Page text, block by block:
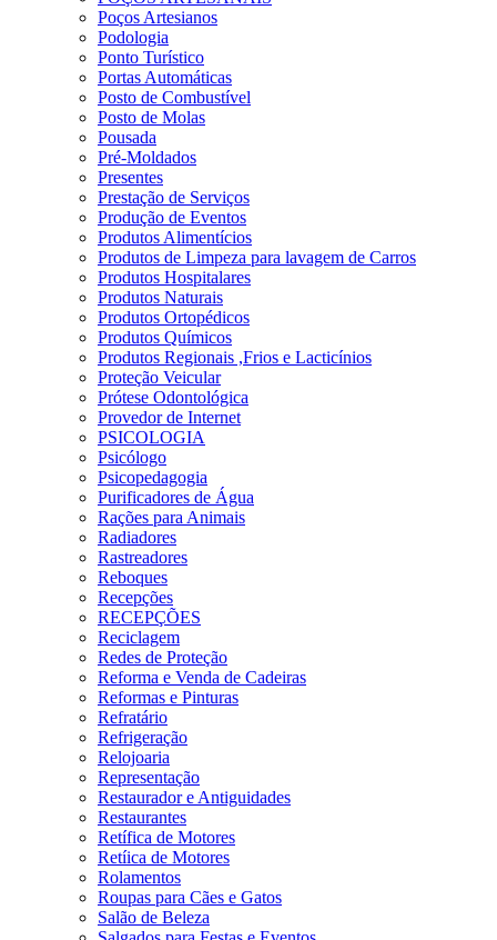
Poços Artesianos
Podologia
Ponto Turístico
Portas Automáticas
Posto de Combustível
Posto de Molas
Pousada
Pré-Moldados
Presentes
Prestação de Serviços
Produção de Eventos
Produtos Alimentícios
Produtos de Limpeza para lavagem de Carros
Produtos Hospitalares
Produtos Naturais
Produtos Ortopédicos
Produtos Químicos
Produtos Regionais ,Frios e Lacticínios
Proteção Veicular
Prótese Odontológica
Provedor de Internet
PSICOLOGIA
Psicólogo
Psicopedagogia
Purificadores de Água
Rações para Animais
Radiadores
Rastreadores
Reboques
Recepções
RECEPÇÕES
Reciclagem
Redes de Proteção
Reforma e Venda de Cadeiras
Reformas e Pinturas
Refratário
Refrigeração
Relojoaria
Representação
Restaurador e Antiguidades
Restaurantes
Retífica de Motores
Retíica de Motores
Rolamentos
Roupas para Cães e Gatos
Salão de Beleza